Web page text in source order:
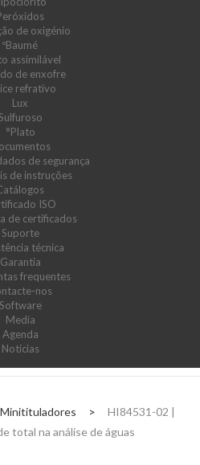
de oxigénio
ºBaumé
assimilável
de enxofre
refrativo
Lux
°Plato
de segurança
de instruções
ISO
de certificados
Suporte
técnica
Garantia
frequentes
nos
Software
Media
Agenda
Notícias
Minitituladores >
HI84531-02 |
total na análise de águas